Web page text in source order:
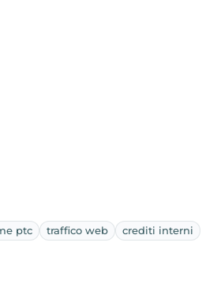
ptc traffico web crediti interni